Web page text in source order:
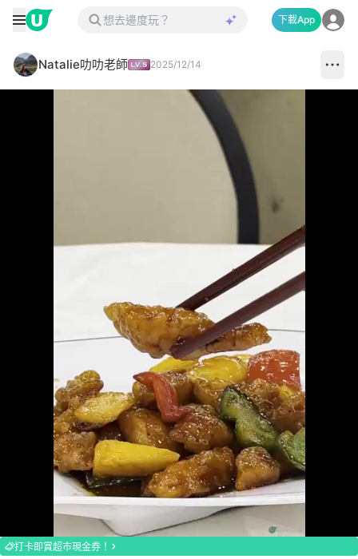
下載App
Natalie叻叻老師 2025/12/14
Loaded
100.00%
打卡即賞超市現金券！